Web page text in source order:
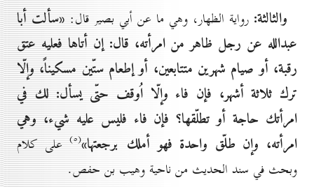
والثالثة: رواية الظهار، وهي ما عن أبي بصير قال: «سألت أبا
عبدالله عن رجل ظاهر من امرأته، قال: إن أتاها فعليه عتق
رقبة، أو صيام شهرين متتابعين، أو إطعام ستّين مسكيناً، وإلّا
ترك ثلاثة أشهر، فإن فاء وإلّا اُوقف حتّى يسأل: لك في
امرأتك حاجة أو تطلّقها؟ فإن فاء فليس عليه شيء، وهي
امرأته، وإن طلّق واحدة فهو أملك برجعتها»(٥) على كلام
وبحث في سند الحديث من ناحية وهيب بن حفص.